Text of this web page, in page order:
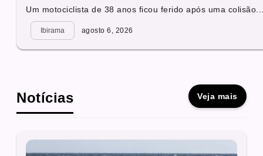
Um motociclista de 38 anos ficou ferido após uma
Ibirama agosto 6, 2026
Notícias Veja mais